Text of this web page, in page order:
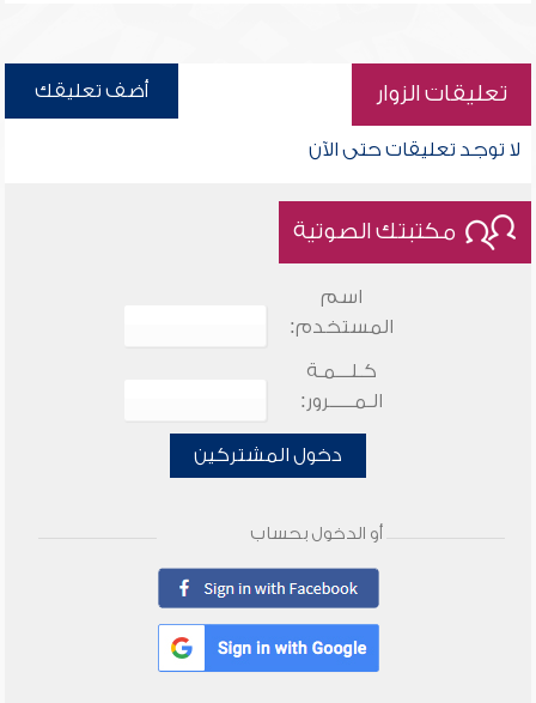
تعليقات الزوار أضف تعليقك
لا توجد تعليقات حتى الآن
مكتبتك الصوتية
اسم
المستخدم:
كـلـــمـة
الـمـــــرور:
دخول المشتركين
أو الدخول بحساب